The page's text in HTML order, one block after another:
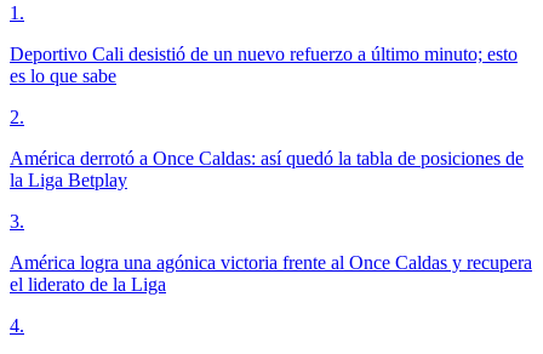
1 .
Deportivo Cali desistió de un nuevo refuerzo a último minuto; esto
es lo que sabe
2.
América derrotó a Once Caldas: así quedó la tabla de posiciones de
la Liga Betplay
3.
América logra una agónica victoria frente al Once Caldas y recupera
el liderato de la Liga
4.